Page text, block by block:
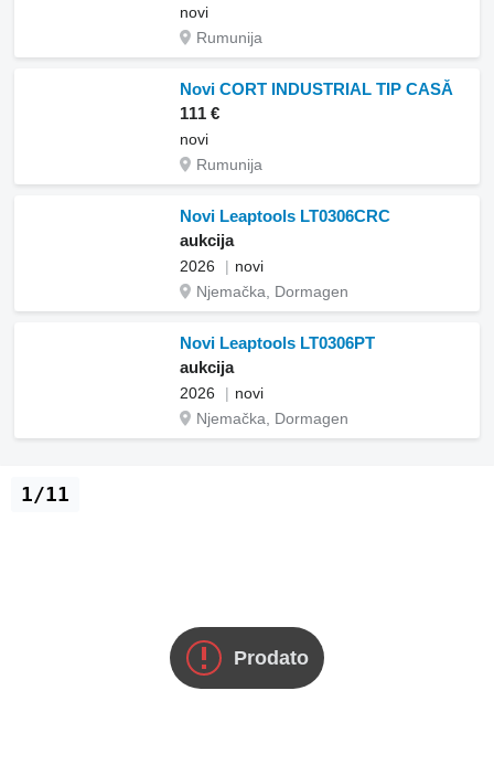
novi
Rumunija
Novi CORT INDUSTRIAL TIP CASĂ
111 €
novi
Rumunija
Novi Leaptools LT0306CRC
aukcija
2026
novi
Njemačka, Dormagen
Novi Leaptools LT0306PT
aukcija
2026
novi
Njemačka, Dormagen
Prodato
1/11